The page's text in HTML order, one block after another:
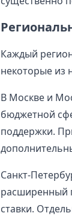
Каждый
некоторые из
В Москве и
бюджетной
поддержки.
Санкт-
расширенный
ставки.